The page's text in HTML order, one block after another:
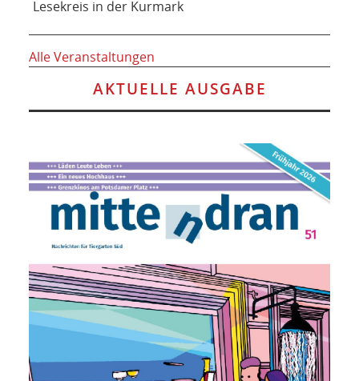
Lesekreis in der Kurmark
Alle Veranstaltungen
AKTUELLE AUSGABE